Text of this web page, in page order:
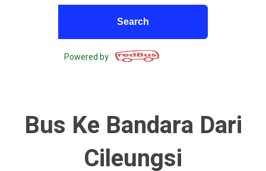
Powered by
Bus Ke Bandara Dari
Cileungsi